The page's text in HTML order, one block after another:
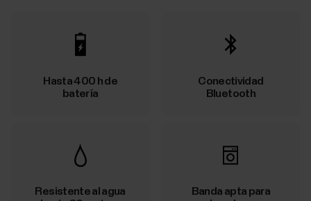
Hasta 400 h de
batería
Conectividad
Bluetooth
Resistente al agua
Banda apta para